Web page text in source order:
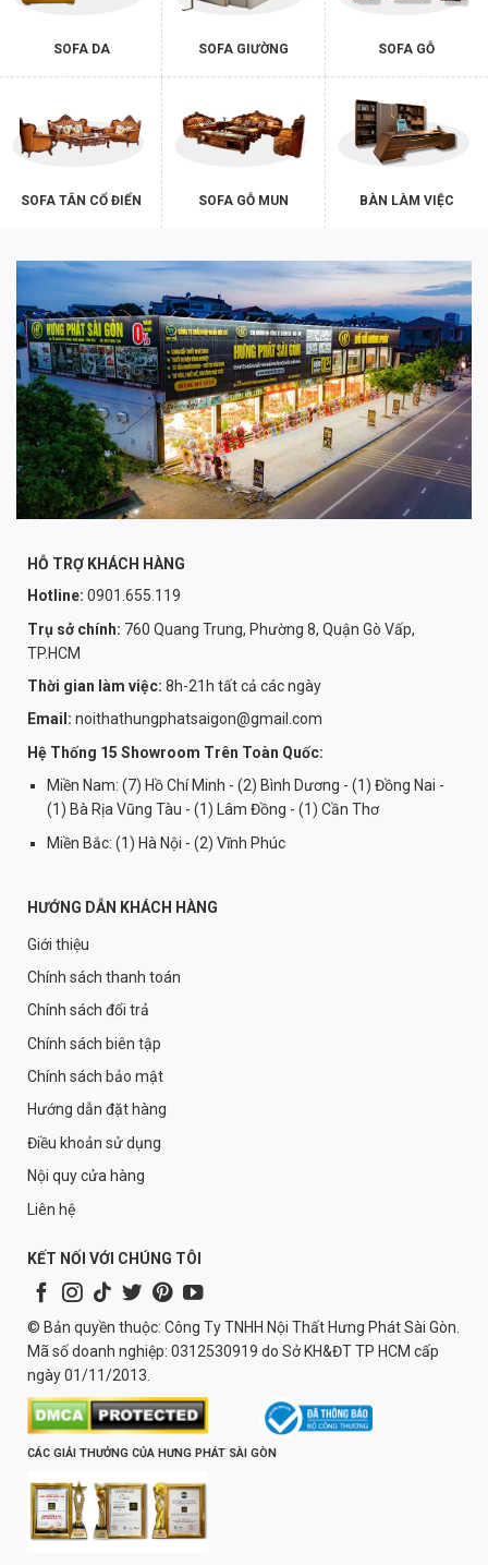
SOFA DA SOFA GIƯỜNG SOFA GỖ
SOFA TÂN CỔ ĐIỂN SOFA GỖ MUN BÀN LÀM VIỆC
HỖ TRỢ KHÁCH HÀNG
Hotline: 0901.655.119
Trụ sở chính: 760 Quang Trung, Phường 8, Quận Gò Vấp,
TP.HCM
Thời gian làm việc: 8h-21h tất cả các ngày
Email: noithathungphatsaigon@gmail.com
Hệ Thống 15 Showroom Trên Toàn Quốc:
Miền Nam: (7) Hồ Chí Minh - (2) Bình Dương - (1) Đồng Nai -
(1) Bà Rịa Vũng Tàu - (1) Lâm Đồng - (1) Cần Thơ
Miền Bắc: (1) Hà Nội - (2) Vĩnh Phúc
HƯỚNG DẪN KHÁCH HÀNG
Giới thiệu
Chính sách thanh toán
Chính sách đổi trả
Chính sách biên tập
Chính sách bảo mật
Hướng dẫn đặt hàng
Điều khoản sử dụng
Nội quy cửa hàng
Liên hệ
KẾT NỐI VỚI CHÚNG TÔI
© Bản quyền thuộc: Công Ty TNHH Nội Thất Hưng Phát Sài Gòn.
Mã số doanh nghiệp: 0312530919 do Sở KH&ĐT TP HCM cấp
ngày 01/11/2013.
CÁC GIẢI THƯỞNG CỦA HƯNG PHÁT SÀI GÒN